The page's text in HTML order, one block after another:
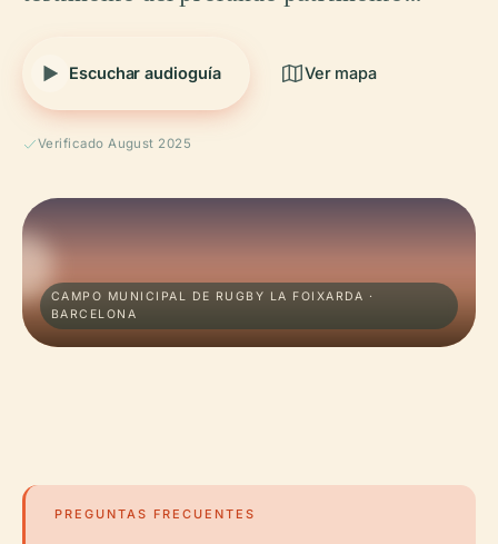
Escuchar audioguía Ver mapa
Verificado August 2025
CAMPO MUNICIPAL DE RUGBY LA FOIXARDA ·
BARCELONA
PREGUNTAS FRECUENTES